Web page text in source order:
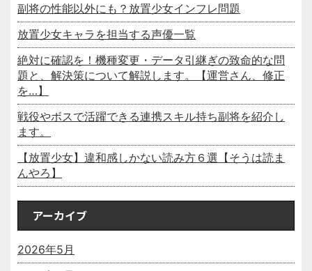
副将の性能以外にも？放置少女インフレ問題
放置少女キャラを担当する声優一覧
絶対に確認を！機種変更・データ引継ぎの致命的な問
題と、解決策について解説します。【運営さん、修正
を…】
戦役やボスで活躍できる連携スキル持ち副将を紹介し
ます。
【放置少女】違和感しかない読み方６選【そうは読ま
んやろ】
アーカイブ
2026年5月